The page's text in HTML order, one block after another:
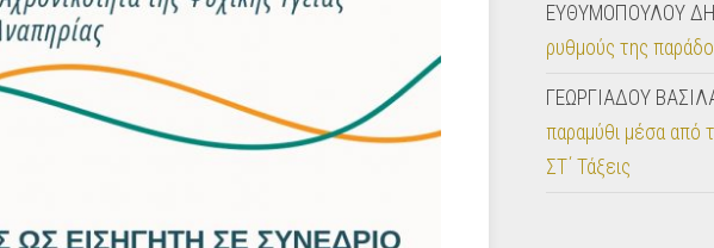
ΕΥΘΥΜΟΠΟΥΛΟΥ
ρυθμούς της
ΓΕΩΡΓΙΑΔΟΥ
παραμύθι μέσα από
ΣΤ΄ Τάξεις